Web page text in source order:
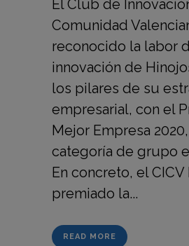
El Club de
Comunidad
reconocido la labor
innovación de
los pilares de su
empresarial, con el
Mejor Empresa
categoría de grupo
En concreto, el CICV
premiado la...
READ MORE